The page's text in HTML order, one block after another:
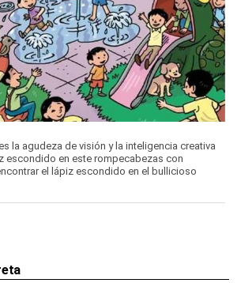
la agudeza de visión y la inteligencia creativa
escondido en este rompecabezas con
el lápiz escondido en el bullicioso